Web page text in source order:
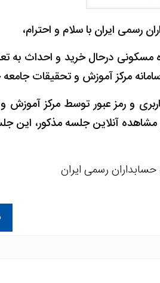
رسمی ایران با سلام و احترام،
و رمز عبور توسط مرکز
آنلاین جلسه مذکور، این
رسمی ایران